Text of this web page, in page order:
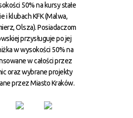
50% na kursy stałe
i klubach KFK (Malwa,
Olsza). Posiadaczom
przysługuje po jej
w wysokości 50% na
w całości przez
oraz wybrane projekty
przez Miasto Kraków.